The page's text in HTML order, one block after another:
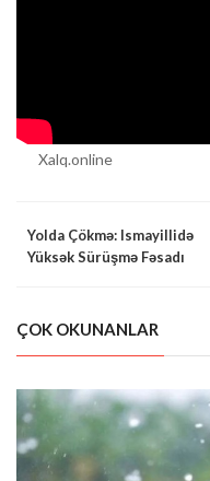
Xalq.online
Yolda Çökmə: Ismayillidə
Yüksək Sürüşmə Fəsadı
ÇOK OKUNANLAR